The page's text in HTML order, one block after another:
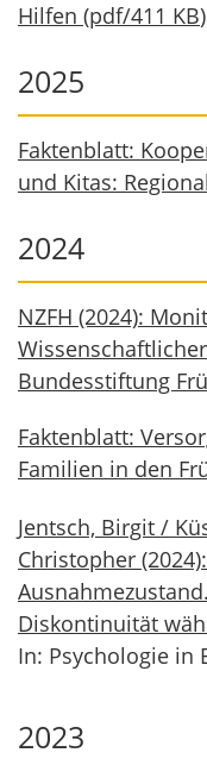
Hilfen (pdf/411 KB)
2025
Faktenblatt:
und Kitas:
2024
NZFH (2024):
Bundesstiftung
Faktenblatt:
Familien in den
Jentsch, Birgit /
Christopher
Diskontinuität
In: Psychologie in
2023